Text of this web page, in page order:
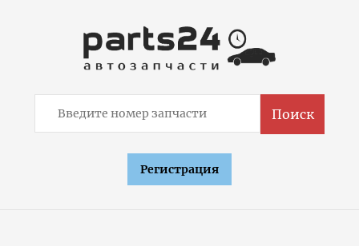
Поиск
Регистрация